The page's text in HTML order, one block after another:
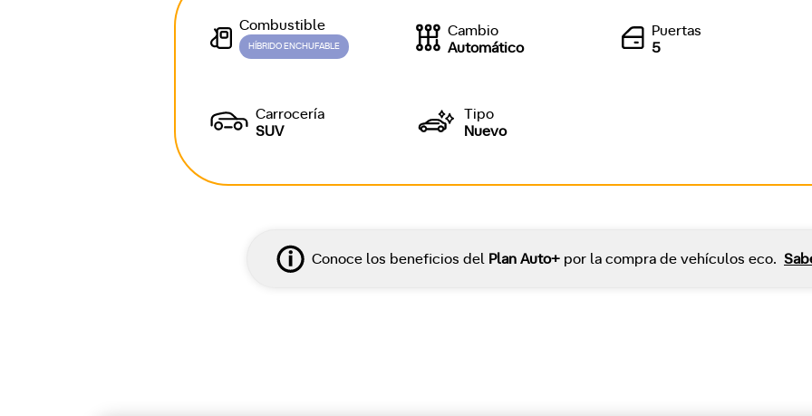
Combustible
HÍBRIDO ENCHUFABLE
Cambio
Automático
Puertas
5
Carrocería
SUV
Tipo
Nuevo
Conoce los beneficios del Plan Auto+ por la compra de vehículos eco.